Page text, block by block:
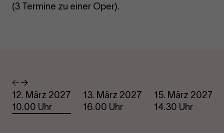
(3 Termine zu einer Oper).
Termine
Vorheriges
Nächstes
12. März 2027
10.00 Uhr
13. März 2027
16.00 Uhr
15. März 2027
14.30 Uhr